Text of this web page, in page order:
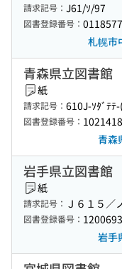
請求記号： J61/ｿ/97
図書登録番号：
札幌市
青森県立図書館
紙
請求記号： 610J-ｿﾀﾞﾃﾃ
図書登録番号：
青森
岩手県立図書館
紙
請求記号： Ｊ６１５／
図書登録番号：
岩手